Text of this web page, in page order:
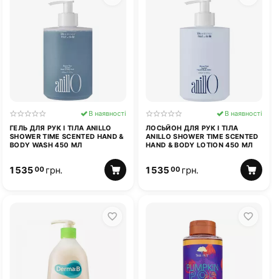
ГЕЛЬ ДЛЯ РУК І ТІЛА ANILLO
SHOWER TIME SCENTED HAND &
BODY WASH 450 МЛ
В наявності
1 535 00 грн.
ЛОСЬЙОН ДЛЯ РУК І ТІЛА
ANILLO SHOWER TIME SCENTED
HAND & BODY LOTION 450 МЛ
В наявності
1 535 00 грн.